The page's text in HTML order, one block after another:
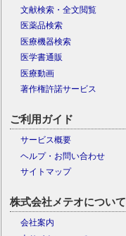
文献検索・全文閲覧
医薬品検索
医療機器検索
医学書通販
医療動画
著作権許諾サービス
ご利用ガイド
サービス概要
ヘルプ・お問い合わせ
サイトマップ
株式会社メテオについて
会社案内